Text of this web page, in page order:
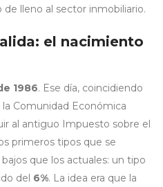
lleno al sector inmobiliario.
el nacimiento
1986. Ese día, coincidiendo
Comunidad Económica
al antiguo Impuesto sobre el
primeros tipos que se
que los actuales: un tipo
del 6%. La idea era que la